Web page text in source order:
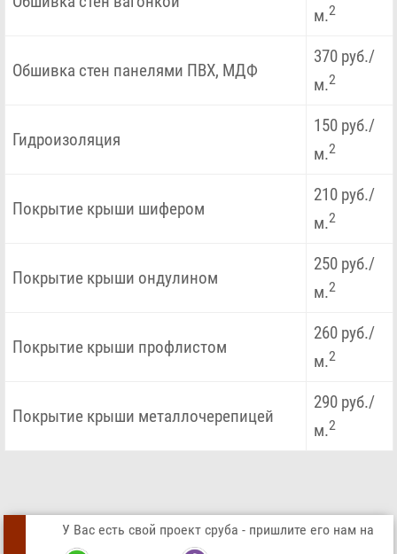
м.2
Обшивка стен панелями ПВХ, МДФ
370 руб./
м.2
Гидроизоляция
150 руб./
м.2
Покрытие крыши шифером
210 руб./
м.2
Покрытие крыши ондулином
250 руб./
м.2
Покрытие крыши профлистом
260 руб./
м.2
Покрытие крыши металлочерепицей
290 руб./
м.2
У Вас есть свой проект сруба - пришлите его нам на